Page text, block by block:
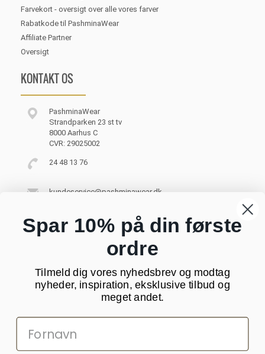
Farvekort - oversigt over alle vores farver
Rabatkode til PashminaWear
Affiliate Partner
Oversigt
KONTAKT OS
PashminaWear
Strandparken 23 st tv
8000 Aarhus C
CVR: 29025002
24 48 13 76
kundeservice@pashminawear.dk
NYHEDSBREV
SOCIALE MEDIER
Spar 10% på din første
ordre
Tilmeld dig vores nyhedsbrev og modtag
nyheder, inspiration, eksklusive tilbud og
meget andet.